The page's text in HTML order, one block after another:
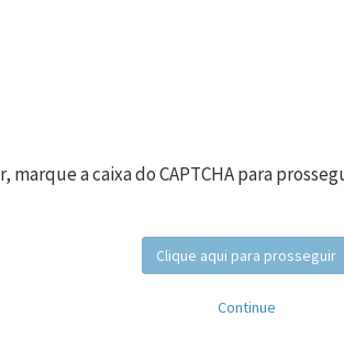
marque a caixa do CAPTCHA para
Clique aqui para prosseguir
Continue